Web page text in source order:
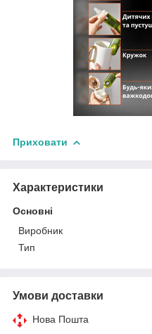
Приховати
Характеристики
Основні
Виробник
Тип
Умови доставки
Нова Пошта